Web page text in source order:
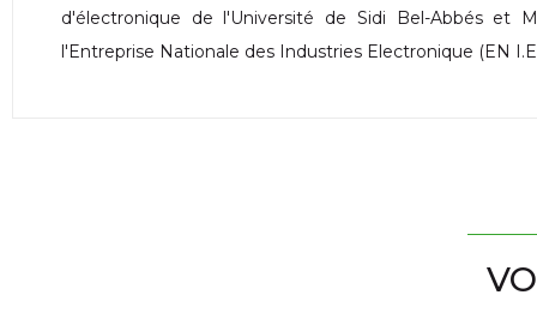
d'électronique de l'Université de Sidi Bel-Abbés et
l'Entreprise Nationale des Industries Electronique (EN